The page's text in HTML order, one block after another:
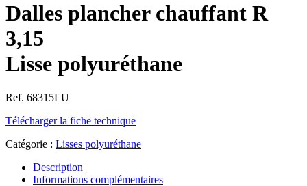
Dalles plancher chauffant R
3,15
Lisse polyuréthane
Ref. 68315LU
Télécharger la fiche technique
Catégorie : Lisses polyuréthane
Description
Informations complémentaires